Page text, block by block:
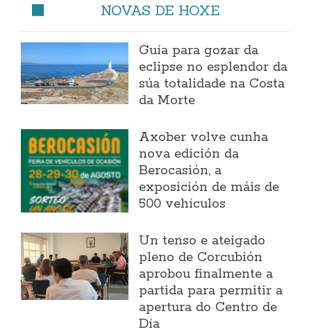
NOVAS DE HOXE
Guía para gozar da
eclipse no esplendor da
súa totalidade na Costa
da Morte
Axober volve cunha
nova edición da
Berocasión, a
exposición de máis de
500 vehículos
Un tenso e ateigado
pleno de Corcubión
aprobou finalmente a
partida para permitir a
apertura do Centro de
Día